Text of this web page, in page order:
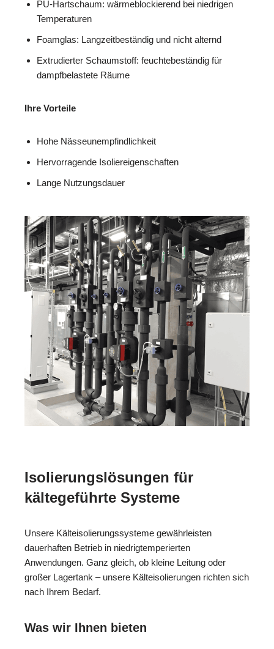
PU-Hartschaum: wärmeblockierend bei niedrigen
Temperaturen
Foamglas: Langzeitbeständig und nicht alternd
Extrudierter Schaumstoff: feuchtebeständig für
dampfbelastete Räume
Ihre Vorteile
Hohe Nässeunempfindlichkeit
Hervorragende Isoliereigenschaften
Lange Nutzungsdauer
Isolierungslösungen für
kältegeführte Systeme
Unsere Kälteisolierungssysteme gewährleisten
dauerhaften Betrieb in niedrigtemperierten
Anwendungen. Ganz gleich, ob kleine Leitung oder
großer Lagertank – unsere Kälteisolierungen richten sich
nach Ihrem Bedarf.
Was wir Ihnen bieten